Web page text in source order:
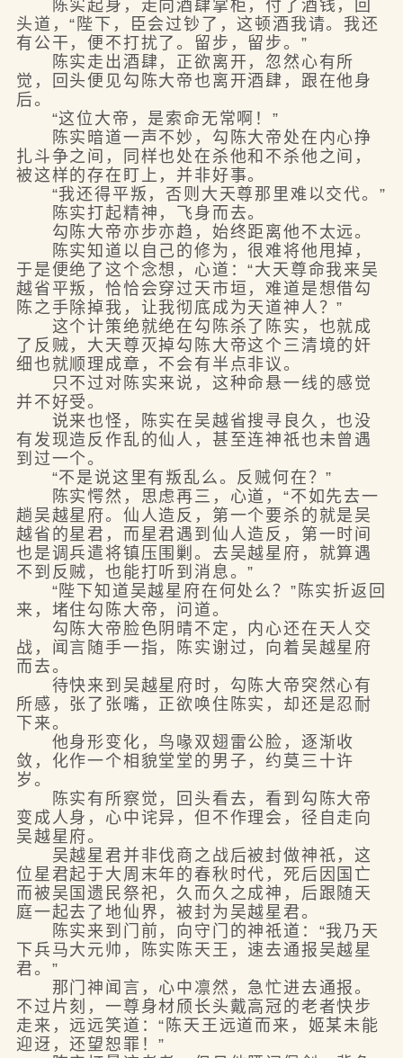
陈实起身，走向酒肆掌柜，付了酒钱，回
头道，“陛下，臣会过钞了，这顿酒我请。我还
有公干，便不打扰了。留步，留步。”
陈实走出酒肆，正欲离开，忽然心有所
觉，回头便见勾陈大帝也离开酒肆，跟在他身
后。
“这位大帝，是索命无常啊！”
陈实暗道一声不妙，勾陈大帝处在内心挣
扎斗争之间，同样也处在杀他和不杀他之间，
被这样的存在盯上，并非好事。
“我还得平叛，否则大天尊那里难以交代。”
陈实打起精神，飞身而去。
勾陈大帝亦步亦趋，始终距离他不太远。
陈实知道以自己的修为，很难将他甩掉，
于是便绝了这个念想，心道：“大天尊命我来吴
越省平叛，恰恰会穿过天市垣，难道是想借勾
陈之手除掉我，让我彻底成为天道神人？”
这个计策绝就绝在勾陈杀了陈实，也就成
了反贼，大天尊灭掉勾陈大帝这个三清境的奸
细也就顺理成章，不会有半点非议。
只不过对陈实来说，这种命悬一线的感觉
并不好受。
说来也怪，陈实在吴越省搜寻良久，也没
有发现造反作乱的仙人，甚至连神祇也未曾遇
到过一个。
“不是说这里有叛乱么。反贼何在？”
陈实愕然，思虑再三，心道，“不如先去一
趟吴越星府。仙人造反，第一个要杀的就是吴
越省的星君，而星君遇到仙人造反，第一时间
也是调兵遣将镇压围剿。去吴越星府，就算遇
不到反贼，也能打听到消息。”
“陛下知道吴越星府在何处么？”陈实折返回
来，堵住勾陈大帝，问道。
勾陈大帝脸色阴晴不定，内心还在天人交
战，闻言随手一指，陈实谢过，向着吴越星府
而去。
待快来到吴越星府时，勾陈大帝突然心有
所感，张了张嘴，正欲唤住陈实，却还是忍耐
下来。
他身形变化，鸟喙双翅雷公脸，逐渐收
敛，化作一个相貌堂堂的男子，约莫三十许
岁。
陈实有所察觉，回头看去，看到勾陈大帝
变成人身，心中诧异，但不作理会，径自走向
吴越星府。
吴越星君并非伐商之战后被封做神祇，这
位星君起于大周末年的春秋时代，死后因国亡
而被吴国遗民祭祀，久而久之成神，后跟随天
庭一起去了地仙界，被封为吴越星君。
陈实来到门前，向守门的神祇道：“我乃天
下兵马大元帅，陈实陈天王，速去通报吴越星
君。”
那门神闻言，心中凛然，急忙进去通报。
不过片刻，一尊身材颀长头戴高冠的老者快步
走来，远远笑道：“陈天王远道而来，姬某未能
迎迓，还望恕罪！”